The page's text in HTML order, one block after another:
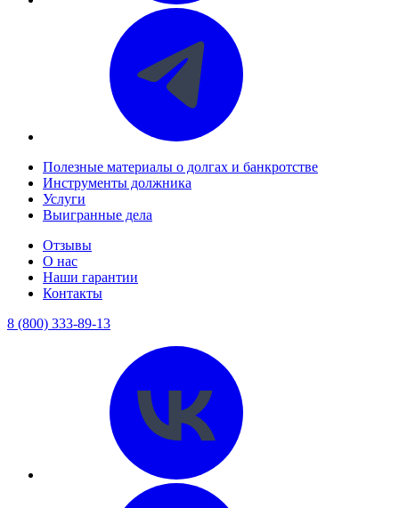
Полезные материалы о долгах и банкротстве
Инструменты должника
Услуги
Выигранные дела
Отзывы
О нас
Наши гарантии
Контакты
8 (800) 333-89-13